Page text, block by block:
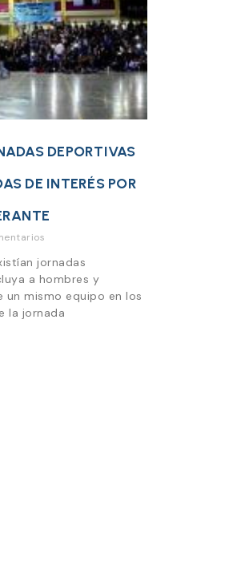
DEPORTIVAS
DE INTERÉS POR
jornadas
a hombres y
mismo equipo en los
la jornada